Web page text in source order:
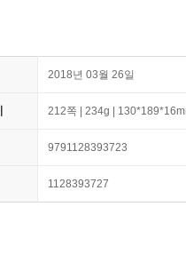
2018년 03월 26일
212쪽 | 234g |
9791128393723
1128393727